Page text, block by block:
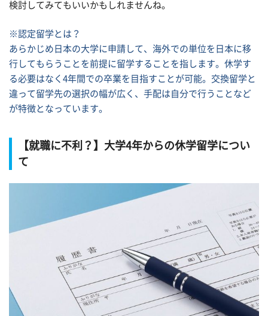
検討してみてもいいかもしれませんね。
※認定留学とは？
あらかじめ日本の大学に申請して、海外での単位を日本に移
行してもらうことを前提に留学することを指します。休学す
る必要はなく4年間での卒業を目指すことが可能。交換留学と
違って留学先の選択の幅が広く、手配は自分で行うことなど
が特徴となっています。
【就職に不利？】大学4年からの休学留学につい
て